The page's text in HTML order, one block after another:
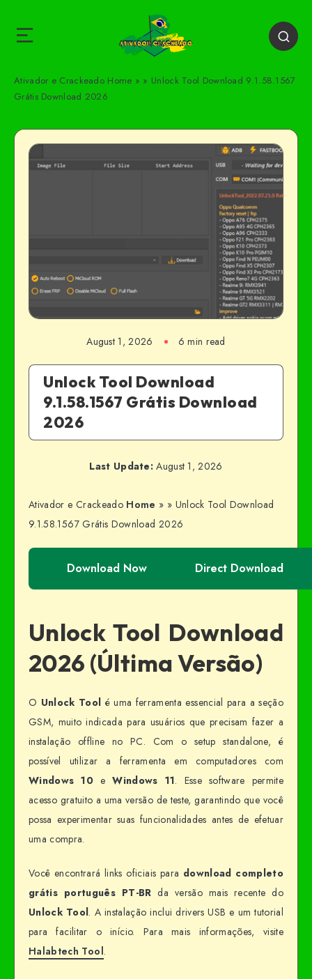
Ativador e Crackeado Home » » Unlock Tool Download 9.1.58.1567
Grátis Download 2026
August 1, 2026 6 min read
Unlock Tool Download
9.1.58.1567 Grátis Download
2026
Last Update: August 1, 2026
Ativador e Crackeado Home » » Unlock Tool Download
9.1.58.1567 Grátis Download 2026
Download Now Direct Download
Unlock Tool Download
2026 (Última Versão)
O Unlock Tool é uma ferramenta essencial para a seção
GSM, muito indicada para usuários que precisam fazer a
instalação offline no PC. Com o setup standalone, é
possível utilizar a ferramenta em computadores com
Windows 10 eWindows 11. Esse software permite
acesso gratuito a uma versão de teste, garantindo que você
possa experimentar suas funcionalidades antes de efetuar
uma compra.
Você encontrará links oficiais para download completo
grátis português PT-BR da versão mais recente do
Unlock Tool. A instalação inclui drivers USB e um tutorial
para facilitar o início. Para mais informações, visite
Halabtech Tool.